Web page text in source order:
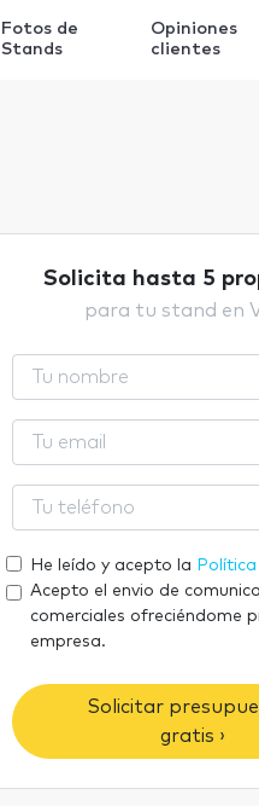
Fotos de
Stands
Opiniones
clientes
Solicita hasta 5
para tu stand en
He leído y acepto la
Acepto el envio de
comerciales ofreciéndome
empresa.
Solicitar
gratis ›